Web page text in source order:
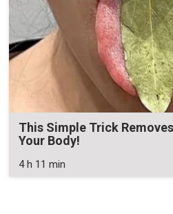
This Simple Trick
Your Body!
4 h 11 min